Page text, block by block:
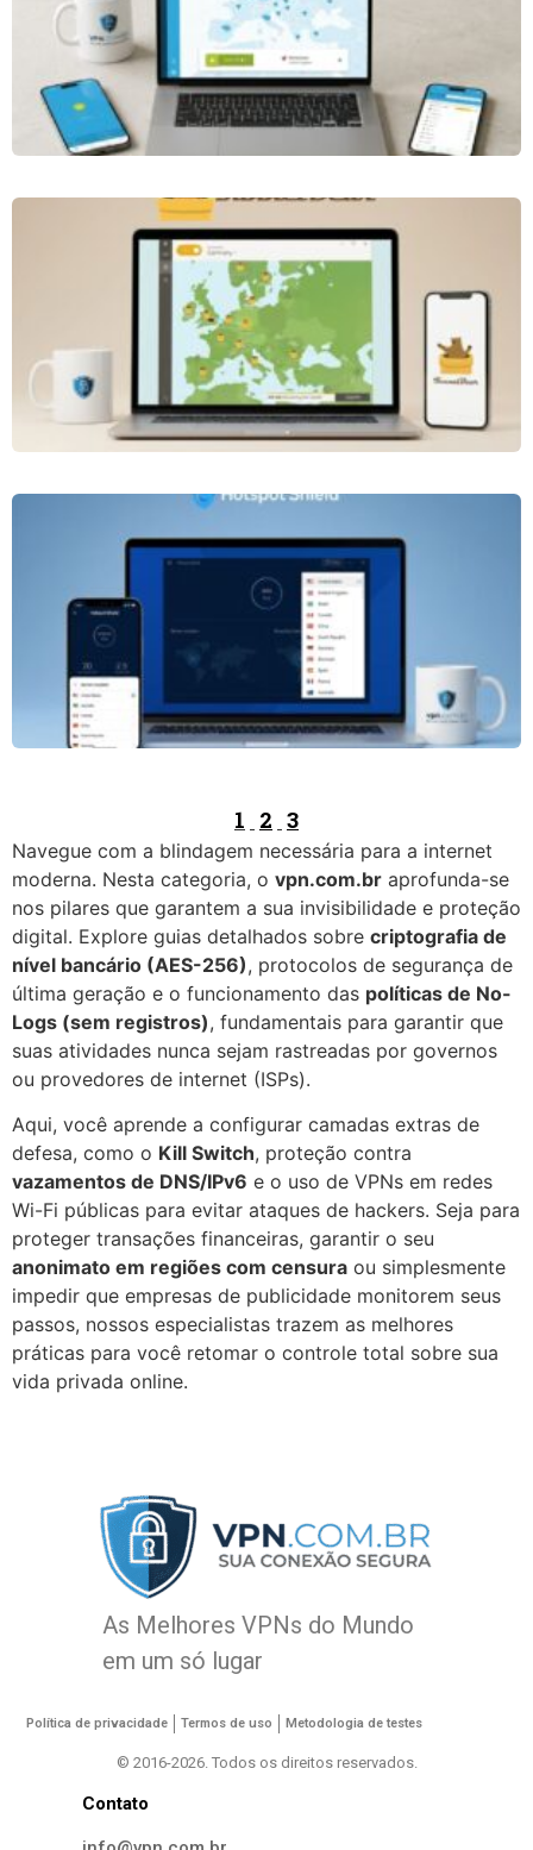
1 2 3
Navegue com a blindagem necessária para a internet
moderna. Nesta categoria, o vpn.com.br aprofunda-se
nos pilares que garantem a sua invisibilidade e proteção
digital. Explore guias detalhados sobre criptografia de
nível bancário (AES-256), protocolos de segurança de
última geração e o funcionamento das políticas de No-
Logs (sem registros), fundamentais para garantir que
suas atividades nunca sejam rastreadas por governos
ou provedores de internet (ISPs).
Aqui, você aprende a configurar camadas extras de
defesa, como o Kill Switch, proteção contra
vazamentos de DNS/IPv6 e o uso de VPNs em redes
Wi-Fi públicas para evitar ataques de hackers. Seja para
proteger transações financeiras, garantir o seu
anonimato em regiões com censura ou simplesmente
impedir que empresas de publicidade monitorem seus
passos, nossos especialistas trazem as melhores
práticas para você retomar o controle total sobre sua
vida privada online.
As Melhores VPNs do Mundo
em um só lugar
Política de privacidade Termos de uso Metodologia de testes
© 2016-2026. Todos os direitos reservados.
Contato